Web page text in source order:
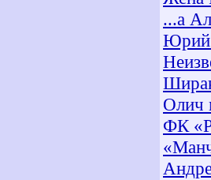
...а
Юрий
Олич
ФК